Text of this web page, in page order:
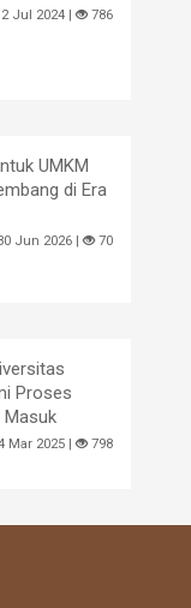
2 Jul 2024 | 786
UMKM
di Era
Jun 2026 | 70
Proses
Masuk
Mar 2025 | 798